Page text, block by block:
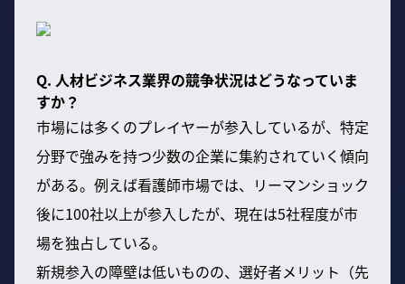
Q. 人材ビジネス業界の競争状況はどうなっていま
すか？
市場には多くのプレイヤーが参入しているが、特定
分野で強みを持つ少数の企業に集約されていく傾向
がある。例えば看護師市場では、リーマンショック
後に100社以上が参入したが、現在は5社程度が市
場を独占している。
新規参入の障壁は低いものの、選好者メリット（先